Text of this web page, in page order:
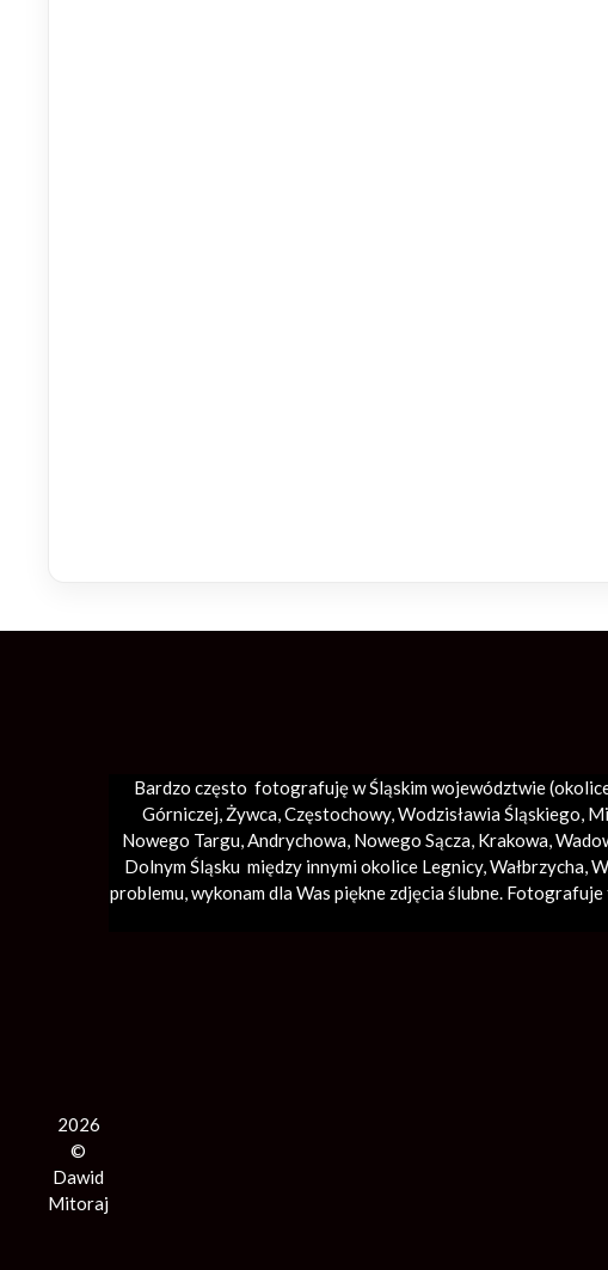
Bardzo często fotografuję w Śląskim województwie
Górniczej, Żywca, Częstochowy, Wodzisławia Śląskiego,
Nowego Targu,Andrychowa, Nowego Sącza, Krakowa,
Dolnym Śląsku między innymi okolice Legnicy, Wałbrzycha,
problemu, wykonam dla Was piękne zdjęcia ślubne.
2026
©
Dawid
Mitoraj